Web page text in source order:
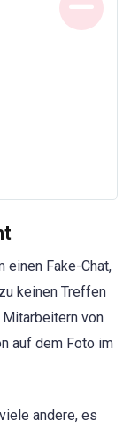
einen Fake-Chat,
keinen Treffen
Mitarbeitern von
auf dem Foto im
andere, es